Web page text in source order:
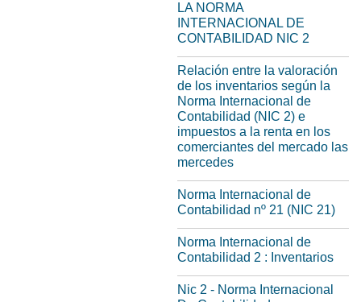
LA NORMA
INTERNACIONAL DE
CONTABILIDAD NIC 2
Relación entre la valoración
de los inventarios según la
Norma Internacional de
Contabilidad (NIC 2) e
impuestos a la renta en los
comerciantes del mercado las
mercedes
Norma Internacional de
Contabilidad nº 21 (NIC 21)
Norma Internacional de
Contabilidad 2 : Inventarios
Nic 2 - Norma Internacional